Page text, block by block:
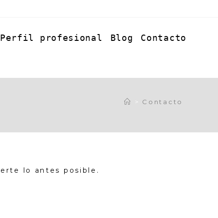
Perfil profesional Blog Contacto
> Contacto
lo antes posible.